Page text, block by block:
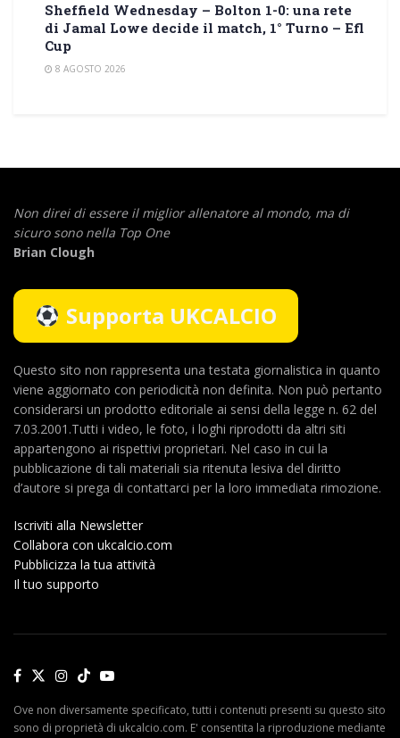
Sheffield Wednesday – Bolton 1-0: una rete
di Jamal Lowe decide il match, 1° Turno – Efl
Cup
8 AGOSTO 2026
Non direi di essere il miglior allenatore al mondo, ma di
sicuro sono nella Top One
Brian Clough
Supporta UKCALCIO
Questo sito non rappresenta una testata giornalistica in quanto
viene aggiornato con periodicità non definita. Non può pertanto
considerarsi un prodotto editoriale ai sensi della legge n. 62 del
7.03.2001.Tutti i video, le foto, i loghi riprodotti da altri siti
appartengono ai rispettivi proprietari. Nel caso in cui la
pubblicazione di tali materiali sia ritenuta lesiva del diritto
d’autore si prega di contattarci per la loro immediata rimozione.
Iscriviti alla Newsletter
Collabora con ukcalcio.com
Pubblicizza la tua attività
Il tuo supporto
Ove non diversamente specificato, tutti i contenuti presenti su questo sito
sono di proprietà di ukcalcio.com. E' consentita la riproduzione mediante